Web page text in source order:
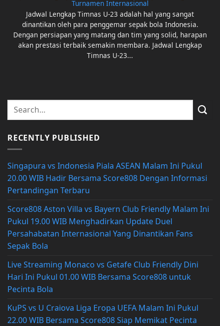
Turnamen Internasional
Jadwal Lengkap Timnas U-23 adalah hal yang sangat
dinantikan oleh para penggemar sepak bola Indonesia.
Dengan persiapan yang matang dan tim yang solid, harapan
akan prestasi terbaik semakin membara. Jadwal Lengkap
Timnas U-23...
RECENTLY PUBLISHED
Singapura vs Indonesia Piala ASEAN Malam Ini Pukul
20.00 WIB Hadir Bersama Score808 Dengan Informasi
Pertandingan Terbaru
Score808 Aston Villa vs Bayern Club Friendly Malam Ini
Pukul 19.00 WIB Menghadirkan Update Duel
Persahabatan Internasional Yang Dinantikan Fans
Sepak Bola
Live Streaming Monaco vs Getafe Club Friendly Dini
Hari Ini Pukul 01.00 WIB Bersama Score808 untuk
Pecinta Bola
KuPS vs U Craiova Liga Eropa UEFA Malam Ini Pukul
22.00 WIB Bersama Score808 Siap Memikat Pecinta